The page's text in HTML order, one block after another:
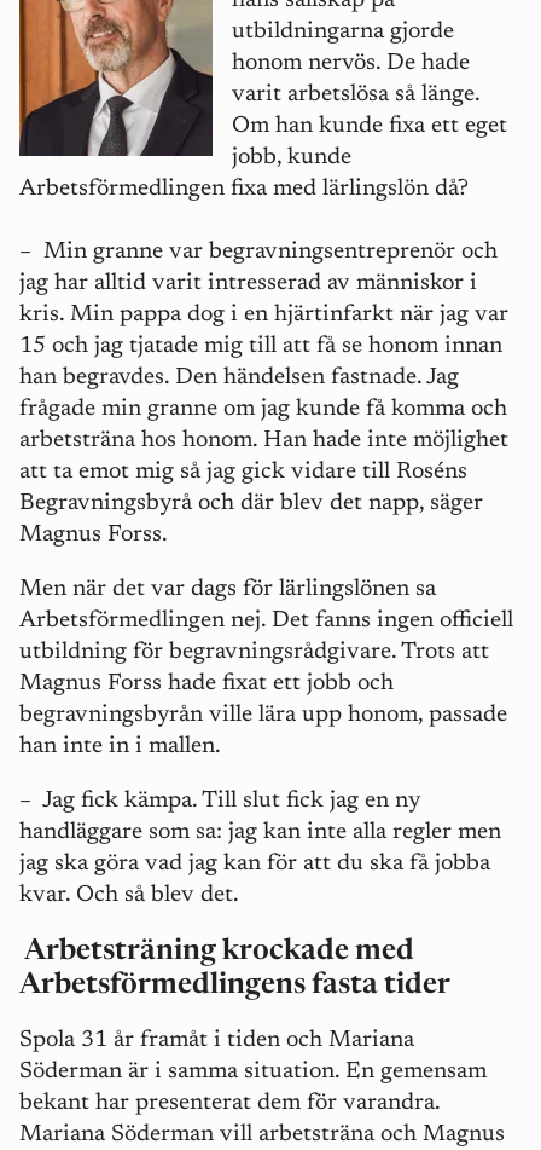
utbildningarna gjorde
honom nervös. De hade
varit arbetslösa så länge.
Om han kunde fixa ett eget
jobb, kunde
Arbetsförmedlingen fixa med lärlingslön då?
– Min granne var begravningsentreprenör och
jag har alltid varit intresserad av människor i
kris. Min pappa dog i en hjärtinfarkt när jag var
15 och jag tjatade mig till att få se honom innan
han begravdes. Den händelsen fastnade. Jag
frågade min granne om jag kunde få komma och
arbetsträna hos honom. Han hade inte möjlighet
att ta emot mig så jag gick vidare till Roséns
Begravningsbyrå och där blev det napp, säger
Magnus Forss.
Men när det var dags för lärlingslönen sa
Arbetsförmedlingen nej. Det fanns ingen officiell
utbildning för begravningsrådgivare. Trots att
Magnus Forss hade fixat ett jobb och
begravningsbyrån ville lära upp honom, passade
han inte in i mallen.
– Jag fick kämpa. Till slut fick jag en ny
handläggare som sa: jag kan inte alla regler men
jag ska göra vad jag kan för att du ska få jobba
kvar. Och så blev det.
Arbetsträning krockade med
Arbetsförmedlingens fasta tider
Spola 31 år framåt i tiden och Mariana
Söderman är i samma situation. En gemensam
bekant har presenterat dem för varandra.
Mariana Söderman vill arbetsträna och Magnus